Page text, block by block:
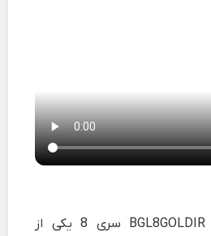
جاروبرقی بوش مدل BGL8GOLDIR سری 8 یکی از